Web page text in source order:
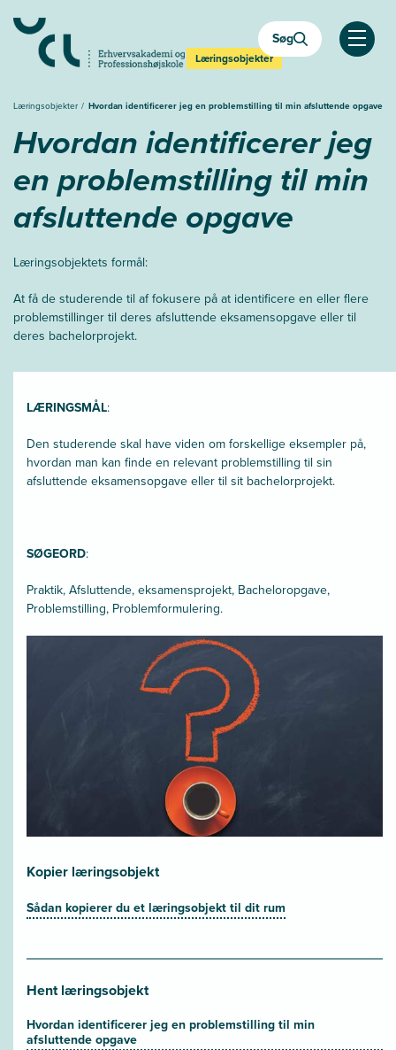
Læringsobjekter
Søg
Åben
Læringsobjekter Hvordan identificerer jeg en problemstilling til min afsluttende opgave
Hvordan identificerer jeg
en problemstilling til min
afsluttende opgave
Læringsobjektets formål:
At få de studerende til af fokusere på at identificere en eller flere
problemstillinger til deres afsluttende eksamensopgave eller til
deres bachelorprojekt.
LÆRINGSMÅL:
Den studerende skal have viden om forskellige eksempler på,
hvordan man kan finde en relevant problemstilling til sin
afsluttende eksamensopgave eller til sit bachelorprojekt.
SØGEORD:
Praktik, Afsluttende, eksamensprojekt, Bacheloropgave,
Problemstilling, Problemformulering.
Kopier læringsobjekt
Sådan kopierer du et læringsobjekt til dit rum
Hent læringsobjekt
Hvordan identificerer jeg en problemstilling til min
afsluttende opgave